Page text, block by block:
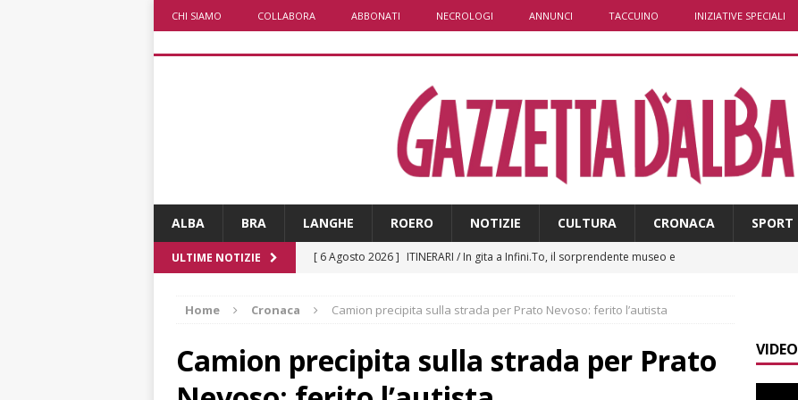
CHI SIAMO COLLABORA ABBONATI NECROLOGI ANNUNCI TACCUINO INIZIATIVE SPECIALI
ALBA BRA LANGHE ROERO NOTIZIE CULTURA CRONACA SPORT
ULTIME NOTIZIE [ 6 Agosto 2026 ] ITINERARI / In gita a Infini.To, il sorprendente museo e
[ 6 Agosto 2026 ] Incendio a Valdieri, trasferiti per precauzione gli scout
dell’Alba 7
[ 6 Agosto 2026 ]
Palio di Asti, Andrea Calamassi confermato mossiere per
Home Cronaca Camion precipita sulla strada per Prato Nevoso: ferito l’autista
Camion precipita sulla strada per Prato
VIDEO